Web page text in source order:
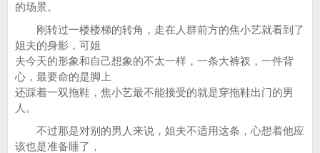
的场景。
刚转过一楼楼梯的转角，走在人群前方的焦小艺就看到了
姐夫的身影，可姐
夫今天的形象和自己想象的不太一样，一条大裤衩，一件背
心，最要命的是脚上
还踩着一双拖鞋，焦小艺最不能接受的就是穿拖鞋出门的男
人。
不过那是对别的男人来说，姐夫不适用这条，心想着他应
该也是准备睡了，